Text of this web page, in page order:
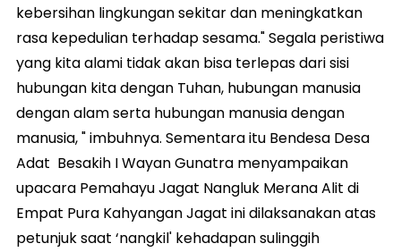
kebersihan lingkungan sekitar dan meningkatkan
rasa kepedulian terhadap sesama." Segala peristiwa
yang kita alami tidak akan bisa terlepas dari sisi
hubungan kita dengan Tuhan, hubungan manusia
dengan alam serta hubungan manusia dengan
manusia, " imbuhnya. Sementara itu Bendesa Desa
Adat Besakih I Wayan Gunatra menyampaikan
upacara Pemahayu Jagat Nangluk Merana Alit di
Empat Pura Kahyangan Jagat ini dilaksanakan atas
petunjuk saat ‘nangkil' kehadapan sulinggih